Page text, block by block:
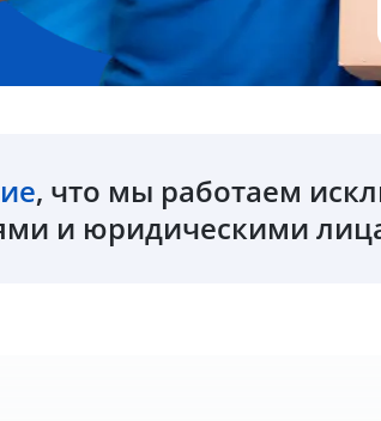
, что мы работаем
и юридическими